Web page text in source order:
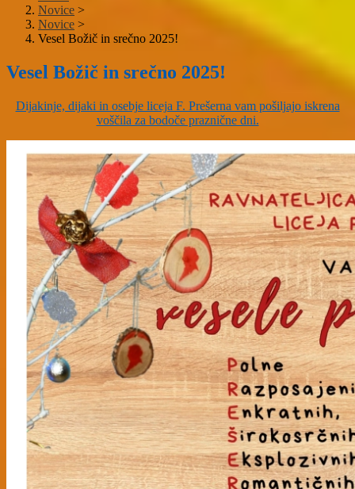
Novice >
Novice >
Vesel Božič in srečno 2025!
Vesel Božič in srečno 2025!
Dijakinje, dijaki in osebje liceja F. Prešerna vam pošiljajo iskrena
voščila za bodoče praznične dni.